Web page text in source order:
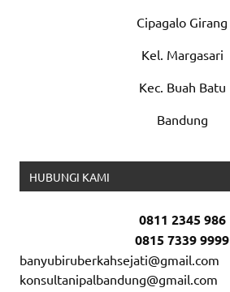
Cipagalo Girang
Kel. Margasari
Kec. Buah Batu
Bandung
HUBUNGI KAMI
0811 2345 986
0815 7339 9999
banyubiruberkahsejati@gmail.com
konsultanipalbandung@gmail.com